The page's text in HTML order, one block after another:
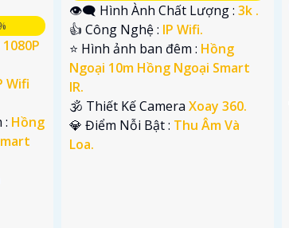
1080P
Wifi
: Hồng
👁️‍🗨 Hình Ành Chất Lượng :3k .
👍 Công Nghệ : IP Wifi.
⭐ Hình ảnh ban đêm : Hồng
Ngoại 10m Hồng Ngoại Smart
IR.
🕉️ Thiết Kế CameraXoay 360.
️💎 Điểm Nỗi Bật : Thu Âm Và
Loa.